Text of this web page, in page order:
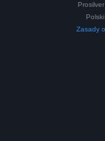
Zasady